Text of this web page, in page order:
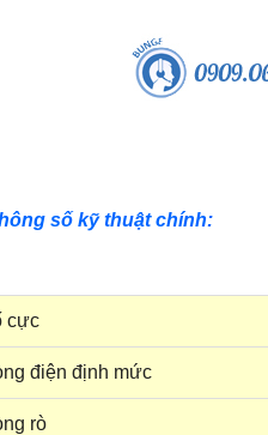
âm tường 24 module - Model
HDPZ50PR24IP30F
số kỹ thuật chính:
cực
điện định mức
rò